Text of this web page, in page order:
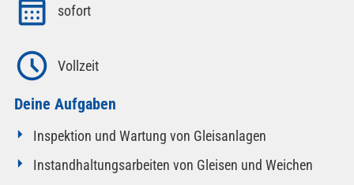
sofort
Vollzeit
Deine Aufgaben
Inspektion und Wartung von Gleisanlagen
Instandhaltungsarbeiten von Gleisen und Weichen